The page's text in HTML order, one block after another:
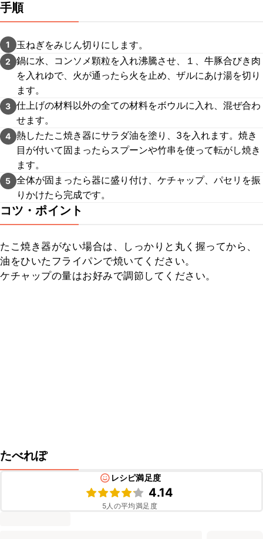
手順
1 玉ねぎをみじん切りにします。
2
鍋に水、コンソメ顆粒を入れ沸騰させ、１、牛豚合びき肉
を入れゆで、火が通ったら火を止め、ザルにあけ湯を切り
ます。
3 仕上げの材料以外の全ての材料をボウルに入れ、混ぜ合わ
せます。
4 熱したたこ焼き器にサラダ油を塗り、3を入れます。焼き
目が付いて固まったらスプーンや竹串を使って転がし焼き
ます。
5 全体が固まったら器に盛り付け、ケチャップ、パセリを振
りかけたら完成です。
コツ・ポイント
たこ焼き器がない場合は、しっかりと丸く握ってから、
油をひいたフライパンで焼いてください。
ケチャップの量はお好みで調節してください。
たべれぽ
レシピ満足度
4.14
5人の平均満足度